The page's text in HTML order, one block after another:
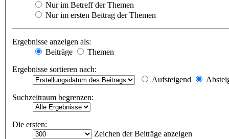
Nur im Betreff der Themen
Nur im ersten Beitrag der Themen
Ergebnisse anzeigen als:
Beiträge
Themen
Ergebnisse sortieren nach:
Aufsteigend
Suchzeitraum begrenzen:
Die ersten:
Zeichen der Beiträge anzeigen